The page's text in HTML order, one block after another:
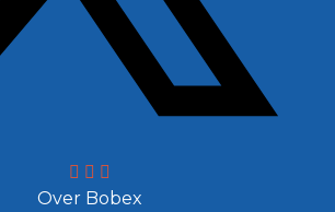
Over Bobex